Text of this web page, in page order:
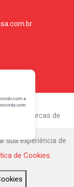
sua experiência de
de Cookies.
Marcas de
com a
com